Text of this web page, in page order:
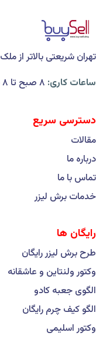
تهران شریعتی بالاتر از ملک
ساعات کاری: ۸ صبح تا ۸ شب پاسخ تلفنی
دسترسی سریع
مقالات
درباره ما
تماس با ما
خدمات برش لیزر
رایگان ها
طرح برش لیزر رایگان
وکتور ولنتاین و عاشقانه
الگوی جعبه کادو
الگو کیف چرم رایگان
وکتور اسلیمی